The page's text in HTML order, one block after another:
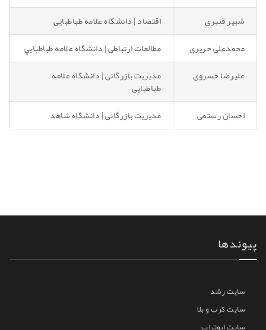
شبیر قنبری
اقتصاد | دانشگاه علامه طباطبایی
محمدعلی حریری
مطالعات ارتباطی | دانشگاه علامه طباطبايي
علیرضا خسروی
مدیریت بازرگانی | دانشگاه علامه
طباطبایی
احسان رستمی
مدیریت بازرگانی | دانشگاه شاهد
پیوندها
سایت رشد
سایت کرب و بلا